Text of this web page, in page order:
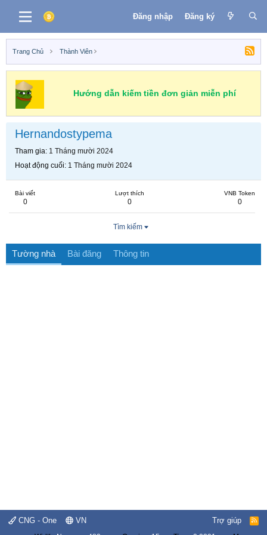
Đăng nhập Đăng ký
Trang Chủ Thành Viên
Hướng dẫn kiếm tiền đơn giản miễn phí
Hernandostypema
Tham gia 1 Tháng mười 2024
Hoạt động cuối 1 Tháng mười 2024
Bài viết
0
Lượt thích
0
VNB Token
0
Tìm kiếm
Tường nhà Bài đăng Thông tin
CNG - One VN Trợ giúp
R